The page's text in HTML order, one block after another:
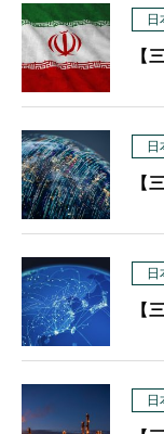
日
【
日
【
日
【
日